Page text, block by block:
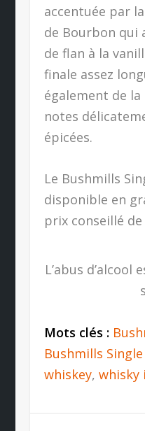
accentuée par
de Bourbon qui
de flan à la
finale assez
également de
notes
épicées.
Le Bushmills
disponible en
prix conseillé de
L’abus
Mots clés :
Bushmills
whiskey, whisky